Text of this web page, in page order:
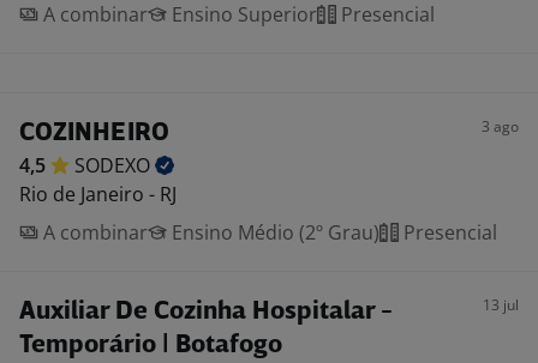
A combinar
Ensino Superior Presencial
COZINHEIRO 3 ago
4,5
SODEXO
Rio de Janeiro - RJ
A combinar
Ensino Médio (2º Grau) Presencial
Auxiliar De Cozinha Hospitalar -
Temporário | Botafogo
13 jul